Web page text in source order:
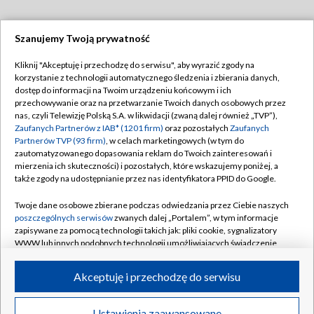
TVP
Abonament TVP
Emisja w TVP
Centrum informacji TVP
Naziemna Telewizja Cyfrowa
Rada Programowa
System NOS
Informacje o nadawcy
Program dla prasy
Regulamin TVP
Polityka prywatności
Moje zgody
Pomoc
Kontakt
Kanały
©2026 Telewizja Polska S.A. w likwidacji
Szanujemy Twoją prywatność
Kliknij "Akceptuję i przechodzę do serwisu", aby wyrazić zgody na
korzystanie z technologii automatycznego śledzenia i zbierania danych,
dostęp do informacji na Twoim urządzeniu końcowym i ich
przechowywanie oraz na przetwarzanie Twoich danych osobowych przez
nas, czyli Telewizję Polską S.A. w likwidacji (zwaną dalej również „TVP”),
Zaufanych Partnerów z IAB* (1201 firm) oraz pozostałych Zaufanych
Partnerów TVP (93 firm), w celach marketingowych (w tym do
zautomatyzowanego dopasowania reklam do Twoich zainteresowań i
mierzenia ich skuteczności) i pozostałych, które wskazujemy poniżej, a
także zgody na udostępnianie przez nas identyfikatora PPID do Google.
Twoje dane osobowe zbierane podczas odwiedzania przez Ciebie naszych
poszczególnych serwisówzwanych dalej „Portalem”, w tym informacje
zapisywane za pomocą technologii takich jak: pliki cookie, sygnalizatory
WWW lub innych podobnych technologii umożliwiających świadczenie
ruchu w Internecie.
Twoje dane osobowe zbierane podczas odwiedzania przez Ciebie
Akceptuję i przechodzę do serwisu